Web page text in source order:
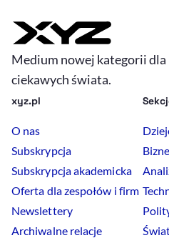
Medium nowej kategorii dla
ciekawych świata.
xyz.pl
O nas
Subskrypcja
Subskrypcja akademicka
Oferta dla zespołów i firm
Newslettery
Archiwalne relacje